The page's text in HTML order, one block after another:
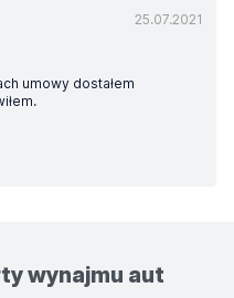
25.07.2021
umowy dostałem
wynajmu aut